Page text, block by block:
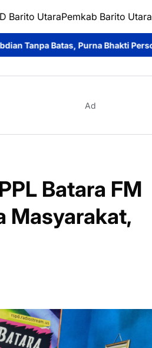
Barito UtaraPemkab Barito Utara
Personel SPN Polda Kalteng.
Ad
Batara FM
Masyarakat,